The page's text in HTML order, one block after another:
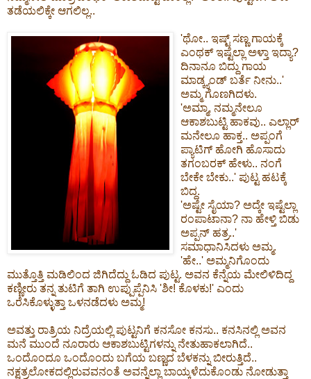
ತಡೆಯಲಿಕ್ಕೇ ಆಗಲಿಲ್ಲ..
'ಥೋ.. ಇಷ್ಟ್ ಸಣ್ಣ ಗಾಯಕ್ಕೆ
ಎಂಥಕ್ ಇಷ್ಟೆಲ್ಲಾ ಅಳ್ತಾ ಇದ್ಯಾ?
ದಿನಾನೂ ಬಿದ್ದು ಗಾಯ
ಮಾಡ್ಕ್ಯಂಡ್ ಬರ್ತೆ ನೀನು..'
ಅಮ್ಮ ಗೊಣಗಿದಳು.
'ಅಮ್ಮಾ, ನಮ್ಮನೇಲೂ
ಆಕಾಶಬುಟ್ಟಿ ಹಾಕವು.. ಎಲ್ಲಾರ್
ಮನೇಲೂ ಹಾಕ್ತ.. ಅಪ್ಪಂಗೆ
ಪ್ಯಾಟಿಗ್ ಹೋಗಿ ಹೊಸಾದು
ತಗಂಬರಕ್ ಹೇಳು.. ನಂಗೆ
ಬೇಕೇ ಬೇಕು..' ಪುಟ್ಟ ಹಟಕ್ಕೆ
ಬಿದ್ದ.
'ಅಷ್ಟೇ ಸೈಯಾ? ಅದ್ಕೇ ಇಷ್ಟೆಲ್ಲಾ
ರಂಪಾಟಾನಾ? ನಾ ಹೇಳ್ತಿ ಬಿಡು
ಅಪ್ಪನ್ ಹತ್ರ..'
ಸಮಾಧಾನಿಸಿದಳು ಅಮ್ಮ.
'ಹೇ..' ಅಮ್ಮನಿಗೊಂದು
ಮುತ್ತೊತ್ತಿ ಮಡಿಲಿಂದ ಜಿಗಿದೆದ್ದು ಓಡಿದ ಪುಟ್ಟ. ಅವನ ಕೆನ್ನೆಯ ಮೇಲಿಳಿದಿದ್ದ
ಕಣ್ಣೀರು ತನ್ನ ತುಟಿಗೆ ತಾಗಿ ಉಪ್ಪುಪ್ಪೆನಿಸಿ 'ಶೀ! ಕೊಳಕು!' ಎಂದು
ಒರೆಸಿಕೊಳ್ಳುತ್ತಾ ಒಳನಡೆದಳು ಅಮ್ಮ!
ಅವತ್ತು ರಾತ್ರಿಯ ನಿದ್ರೆಯಲ್ಲಿ ಪುಟ್ಟನಿಗೆ ಕನಸೋ ಕನಸು.. ಕನಸಿನಲ್ಲಿ ಅವನ
ಮನೆ ಮುಂದೆ ನೂರಾರು ಆಕಾಶಬುಟ್ಟಿಗಳನ್ನು ನೇತುಹಾಕಲಾಗಿದೆ..
ಒಂದೊಂದೂ ಒಂದೊಂದು ಬಗೆಯ ಬಣ್ಣದ ಬೆಳಕನ್ನು ಬೀರುತ್ತಿದೆ..
ನಕ್ಷತ್ರಲೋಕದಲ್ಲಿರುವವನಂತೆ ಅವನ್ನೆಲ್ಲಾ ಬಾಯ್ಕಳೆದುಕೊಂಡು ನೋಡುತ್ತಾ